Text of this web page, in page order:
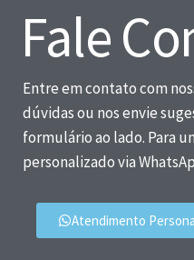
Fale
Entre em contato com
dúvidas ou nos envie
formulário ao lado. Para
personalizado via
Atendimento